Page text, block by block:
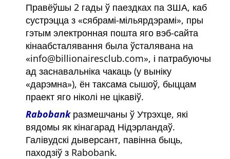
Правёўшы 2 гады ў паездках па ЗША, каб
сустрэцца з сябрамі-мільярдэрамі , пры
гэтым электронная пошта яго вэб-сайта
кінаабсталявання была ўсталявана на
info@billionairesclub.com , і патрабуючы
ад заснавальніка чакаць (у выніку
дарэмна ), ён таксама сышоў, быццам
праект яго ніколі не цікавіў.
Rabobankразмешчаны ў Утрэхце, які
вядомы як кінагарад Нідэрландаў.
Галівудскі дыверсант, павінна быць,
паходзіў з Rabobank.